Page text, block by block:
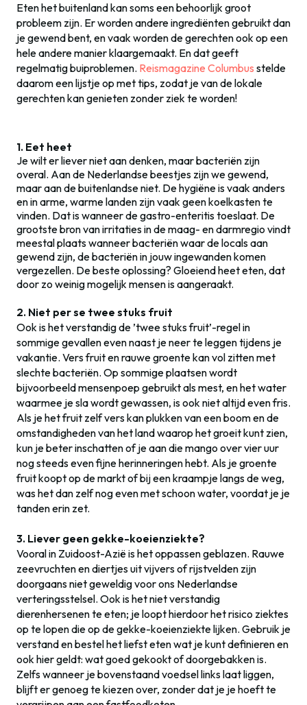
Eten het buitenland kan soms een behoorlijk groot
probleem zijn. Er worden andere ingrediënten gebruikt dan
je gewend bent, en vaak worden de gerechten ook op een
hele andere manier klaargemaakt. En dat geeft
regelmatig buiproblemen. Reismagazine Columbus stelde
daarom een lijstje op met tips, zodat je van de lokale
gerechten kan genieten zonder ziek te worden!
1. Eet heet
Je wilt er liever niet aan denken, maar bacteriën zijn
overal. Aan de Nederlandse beestjes zijn we gewend,
maar aan de buitenlandse niet. De hygiëne is vaak anders
en in arme, warme landen zijn vaak geen koelkasten te
vinden. Dat is wanneer de gastro-enteritis toeslaat. De
grootste bron van irritaties in de maag- en darmregio vindt
meestal plaats wanneer bacteriën waar de locals aan
gewend zijn, de bacteriën in jouw ingewanden komen
vergezellen. De beste oplossing? Gloeiend heet eten, dat
door zo weinig mogelijk mensen is aangeraakt.
2. Niet per se twee stuks fruit
Ook is het verstandig de ’twee stuks fruit’-regel in
sommige gevallen even naast je neer te leggen tijdens je
vakantie. Vers fruit en rauwe groente kan vol zitten met
slechte bacteriën. Op sommige plaatsen wordt
bijvoorbeeld mensenpoep gebruikt als mest, en het water
waarmee je sla wordt gewassen, is ook niet altijd even fris.
Als je het fruit zelf vers kan plukken van een boom en de
omstandigheden van het land waarop het groeit kunt zien,
kun je beter inschatten of je aan die mango over vier uur
nog steeds even fijne herinneringen hebt. Als je groente
fruit koopt op de markt of bij een kraampje langs de weg,
was het dan zelf nog even met schoon water, voordat je je
tanden erin zet.
3. Liever geen gekke-koeienziekte?
Vooral in Zuidoost-Azië is het oppassen geblazen. Rauwe
zeevruchten en diertjes uit vijvers of rijstvelden zijn
doorgaans niet geweldig voor ons Nederlandse
verteringsstelsel. Ook is het niet verstandig
dierenhersenen te eten; je loopt hierdoor het risico ziektes
op te lopen die op de gekke-koeienziekte lijken. Gebruik je
verstand en bestel het liefst eten wat je kunt definieren en
ook hier geldt: wat goed gekookt of doorgebakken is.
Zelfs wanneer je bovenstaand voedsel links laat liggen,
blijft er genoeg te kiezen over, zonder dat je je hoeft te